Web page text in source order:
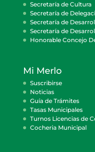
Secretaría de Cultura
Secretaría de
Secretaría de
Secretaría de
Honorable Concejo
Mi Merlo
Suscribirse
Noticias
Guía de Trámites
Tasas Municipales
Turnos Licencias de
Cocheria Municipal